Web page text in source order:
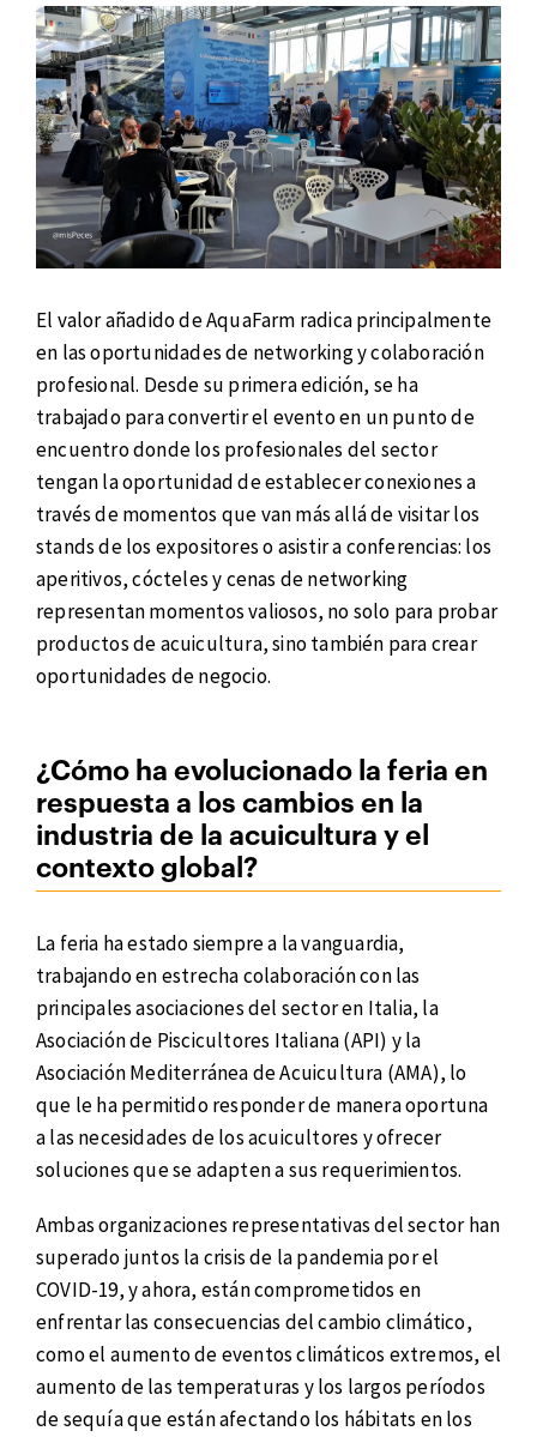
El valor añadido de AquaFarm radica principalmente
en las oportunidades de networking y colaboración
profesional. Desde su primera edición, se ha
trabajado para convertir el evento en un punto de
encuentro donde los profesionales del sector
tengan la oportunidad de establecer conexiones a
través de momentos que van más allá de visitar los
stands de los expositores o asistir a conferencias: los
aperitivos, cócteles y cenas de networking
representan momentos valiosos, no solo para probar
productos de acuicultura, sino también para crear
oportunidades de negocio.
¿Cómo ha evolucionado la feria en
respuesta a los cambios en la
industria de la acuicultura y el
contexto global?
La feria ha estado siempre a la vanguardia,
trabajando en estrecha colaboración con las
principales asociaciones del sector en Italia, la
Asociación de Piscicultores Italiana (API) y la
Asociación Mediterránea de Acuicultura (AMA), lo
que le ha permitido responder de manera oportuna
a las necesidades de los acuicultores y ofrecer
soluciones que se adapten a sus requerimientos.
Ambas organizaciones representativas del sector han
superado juntos la crisis de la pandemia por el
COVID-19, y ahora, están comprometidos en
enfrentar las consecuencias del cambio climático,
como el aumento de eventos climáticos extremos, el
aumento de las temperaturas y los largos períodos
de sequía que están afectando los hábitats en los